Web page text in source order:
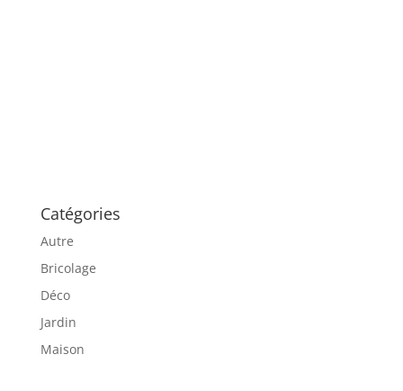
Catégories
Autre
Bricolage
Déco
Jardin
Maison